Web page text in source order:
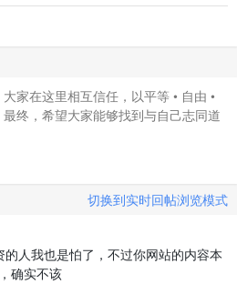
家在这里相互信任，以平等 • 自由 •
终，希望大家能够找到与自己志同道
切换到实时回帖浏览模式
人我也是怕了，不过你网站的内容本
确实不该